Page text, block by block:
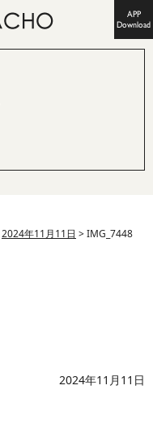
APP
Download
2024年11月11日 >IMG_7448
2024年11月11日